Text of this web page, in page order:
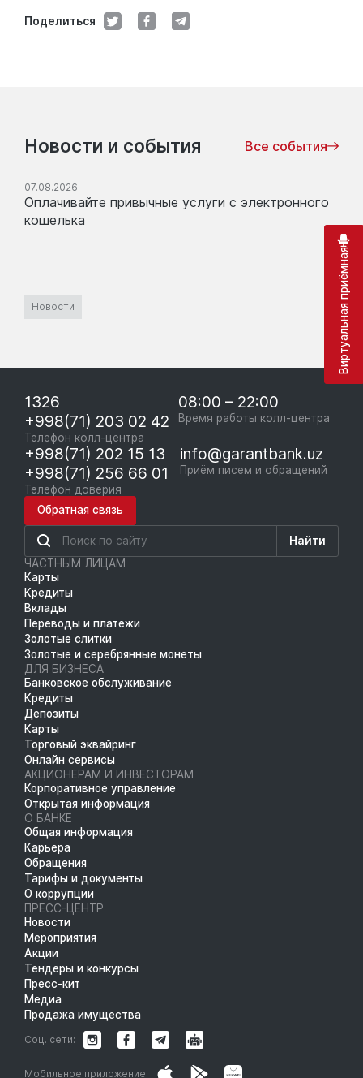
Поделиться
Новости и события Все события
07.08.2026
Оплачивайте привычные услуги с электронного
кошелька
Новости
1326
+998(71) 203 02 42
Телефон колл-центра
08:00 – 22:00
Время работы колл-центра
+998(71) 202 15 13
+998(71) 256 66 01
Телефон доверия
info@garantbank.uz
Приём писем и обращений
Обратная связь
Найти
ЧАСТНЫМ ЛИЦАМ
Карты
Кредиты
Вклады
Переводы и платежи
Золотые слитки
Золотые и серебрянные монеты
ДЛЯ БИЗНЕСА
Банковское обслуживание
Кредиты
Депозиты
Карты
Торговый эквайринг
Онлайн сервисы
АКЦИОНЕРАМ И ИНВЕСТОРАМ
Корпоративное управление
Открытая информация
О БАНКЕ
Общая информация
Карьера
Обращения
Тарифы и документы
О коррупции
ПРЕСС-ЦЕНТР
Новости
Мероприятия
Акции
Тендеры и конкурсы
Пресс-кит
Медиа
Продажа имущества
Мобильное приложение:
Соц. сети:
Виртуальная приёмная